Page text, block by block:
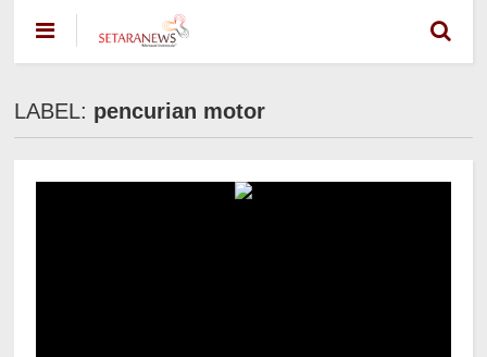
LABEL: pencurian motor